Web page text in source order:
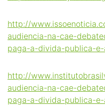
http://
audiencia-na-cae-
paga-a-divida-publica-
http://
audiencia-na-cae-
paga-a-divida-publica-